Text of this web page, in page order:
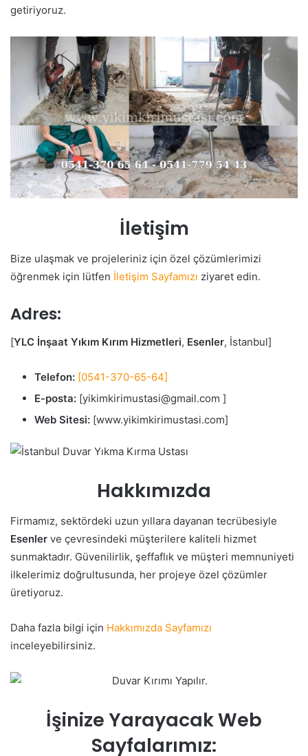
getiriyoruz.
İletişim
Bize ulaşmak ve projeleriniz için özel çözümlerimizi
öğrenmek için lütfen İletişim Sayfamızı ziyaret edin.
Adres:
[YLC İnşaat Yıkım Kırım Hizmetleri, Esenler, İstanbul]
Telefon: [0541-370-65-64]
E-posta: [yikimkirimustasi@gmail.com ]
Web Sitesi: [www.yikimkirimustasi.com]
Hakkımızda
Firmamız, sektördeki uzun yıllara dayanan tecrübesiyle
Esenler ve çevresindeki müşterilere kaliteli hizmet
sunmaktadır. Güvenilirlik, şeffaflık ve müşteri memnuniyeti
ilkelerimiz doğrultusunda, her projeye özel çözümler
üretiyoruz.
Daha fazla bilgi için Hakkımızda Sayfamızı
inceleyebilirsiniz.
İşinize Yarayacak Web
Sayfalarımız: